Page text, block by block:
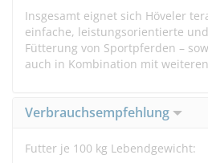
Insgesamt eignet sich Höveler
einfache, leistungsorientierte
Fütterung von Sportpferden –
auch in Kombination mit
Verbrauchsempfehlung
Futter je 100 kg Lebendgewicht: